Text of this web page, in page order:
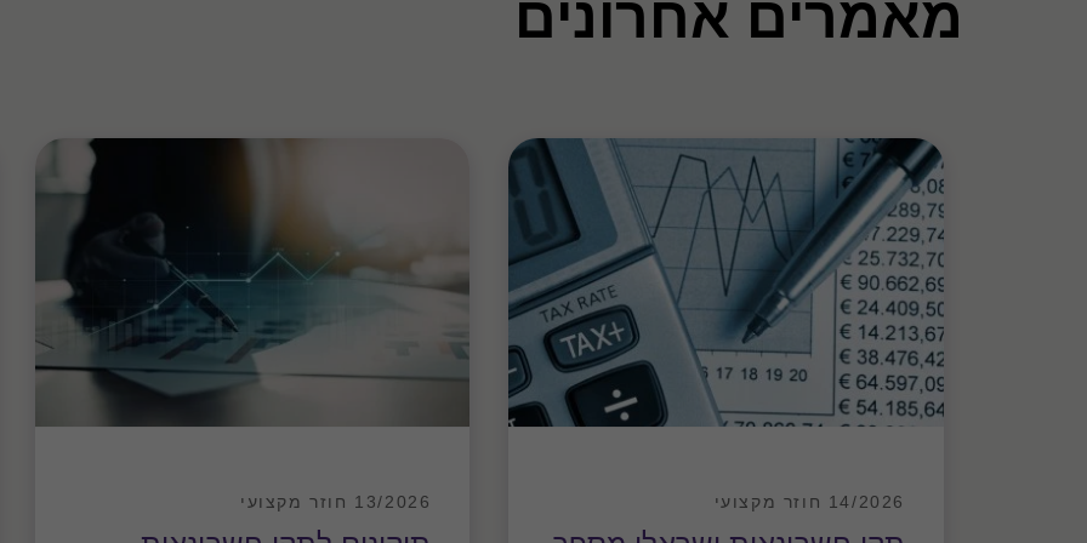
בתחומים הבאים: מכשירים פיננסיים, איגו"ח, התקשרויות בעסקאות הגנה
השכלה
1999 - 1996: תואר ראשון בחשבונאות וכלכלה, אוניברסיטת תל אביב.
מאמרים אחרונים
14/2026 חוזר מקצועי 13/2026 חוזר מקצועי